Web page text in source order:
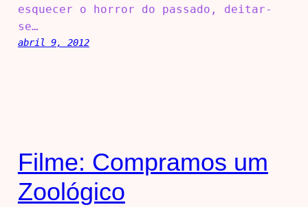
esquecer o horror do passado, deitar-
se…
abril 9, 2012
Filme: Compramos um
Zoológico